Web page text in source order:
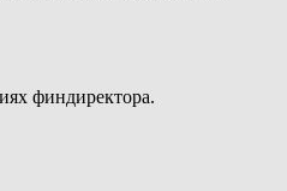
финдиректора.